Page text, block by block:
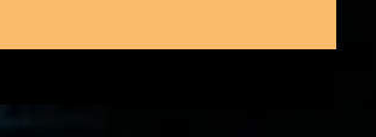
og elsker fart. Du må tåle å sitte i hocke-
måte. Får jeg ikke svinge? Nei. Det er